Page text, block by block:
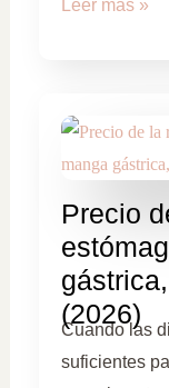
Leer más »
Precio
(2026)
Cuando las
suficientes